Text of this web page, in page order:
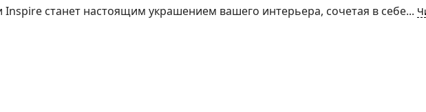
Inspire станет настоящим украшением вашего интерьера, сочетая в себе...